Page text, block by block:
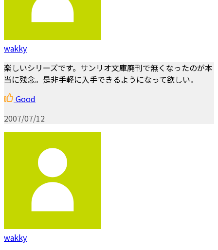
wakky
楽しいシリーズです。サンリオ文庫廃刊で無くなったのが本
当に残念。是非手軽に入手できるようになって欲しい。
Good
2007/07/12
wakky